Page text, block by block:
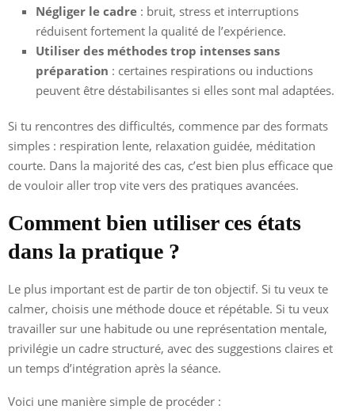
Négliger le cadre : bruit, stress et interruptions
réduisent fortement la qualité de l’expérience.
Utiliser des méthodes trop intenses sans
préparation : certaines respirations ou inductions
peuvent être déstabilisantes si elles sont mal adaptées.
Si tu rencontres des difficultés, commence par des formats
simples : respiration lente, relaxation guidée, méditation
courte. Dans la majorité des cas, c’est bien plus efficace que
de vouloir aller trop vite vers des pratiques avancées.
Comment bien utiliser ces états
dans la pratique ?
Le plus important est de partir de ton objectif. Si tu veux te
calmer, choisis une méthode douce et répétable. Si tu veux
travailler sur une habitude ou une représentation mentale,
privilégie un cadre structuré, avec des suggestions claires et
un temps d’intégration après la séance.
Voici une manière simple de procéder :